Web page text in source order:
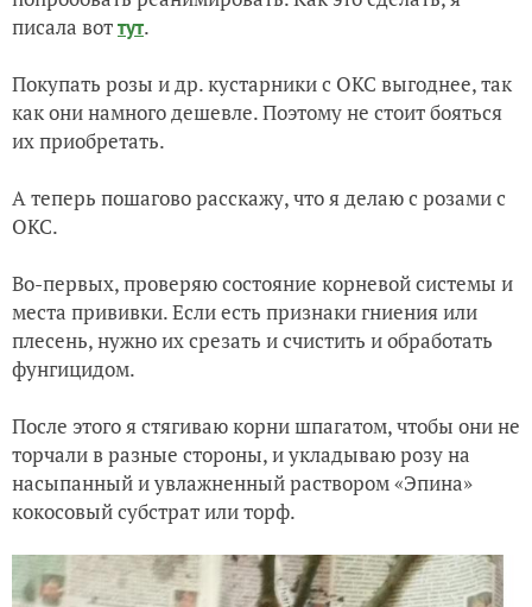
писала воттут.
Покупать розы и др. кустарники с ОКС выгоднее, так
как они намного дешевле. Поэтому не стоит бояться
их приобретать.
А теперь пошагово расскажу, что я делаю с розами с
ОКС.
Во-первых, проверяю состояние корневой системы и
места прививки. Если есть признаки гниения или
плесень, нужно их срезать и счистить и обработать
фунгицидом.
После этого я стягиваю корни шпагатом, чтобы они не
торчали в разные стороны, и укладываю розу на
насыпанный и увлажненный раствором «Эпина»
кокосовый субстрат или торф.